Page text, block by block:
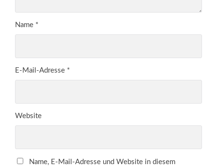
Name *
E-Mail-Adresse *
Website
Name, E-Mail-Adresse und Website in diesem